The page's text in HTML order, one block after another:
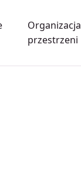
Organizacja
przestrzeni